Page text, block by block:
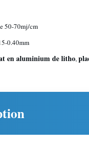
50-70mj/cm
0.40mm
en aluminium de litho,